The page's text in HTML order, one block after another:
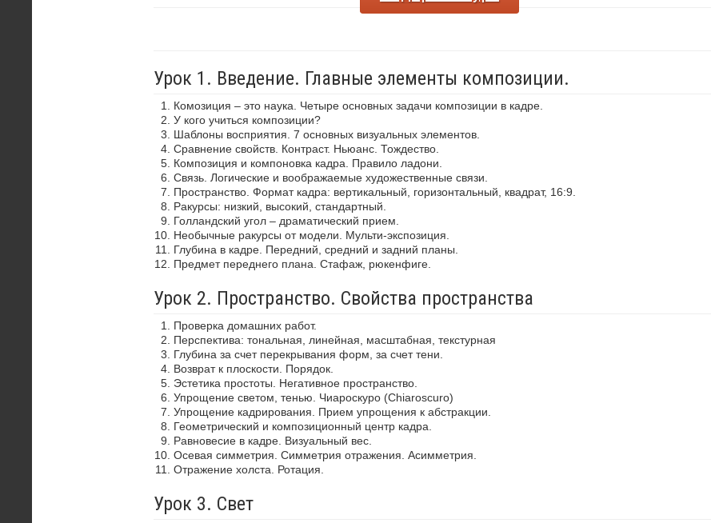
Урок 1. Введение. Главные элементы композиции.
Комозиция – это наука. Четыре основных задачи композиции в кадре.
У кого учиться композиции?
Шаблоны восприятия. 7 основных визуальных элементов.
Сравнение свойств. Контраст. Ньюанс. Тождество.
Композиция и компоновка кадра. Правило ладони.
Связь. Логические и воображаемые художественные связи.
Пространство. Формат кадра: вертикальный, горизонтальный, квадрат, 16:9.
Ракурсы: низкий, высокий, стандартный.
Голландский угол – драматический прием.
Необычные ракурсы от модели. Мульти-экспозиция.
Глубина в кадре. Передний, средний и задний планы.
Предмет переднего плана. Стафаж, рюкенфиге.
Урок 2. Пространство. Свойства пространства
Проверка домашних работ.
Перспектива: тональная, линейная, масштабная, текстурная
Глубина за счет перекрывания форм, за счет тени.
Возврат к плоскости. Порядок.
Эстетика простоты. Негативное пространство.
Упрощение светом, тенью. Чиароскуро (Chiaroscuro)
Упрощение кадрирования. Прием упрощения к абстракции.
Геометрический и композиционный центр кадра.
Равновесие в кадре. Визуальный вес.
Осевая симметрия. Симметрия отражения. Асимметрия.
Отражение холста. Ротация.
Урок 3. Свет